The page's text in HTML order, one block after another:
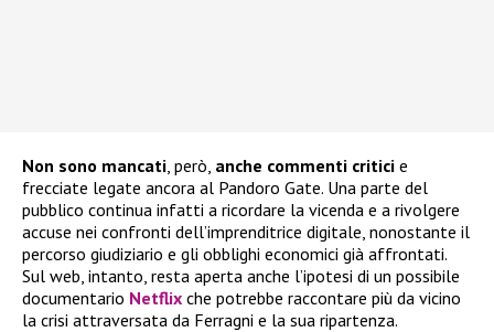
Non sono mancati , però, anche commenti critici e
frecciate legate ancora al Pandoro Gate. Una parte del
pubblico continua infatti a ricordare la vicenda e a rivolgere
accuse nei confronti dell’imprenditrice digitale, nonostante il
percorso giudiziario e gli obblighi economici già affrontati.
Sul web, intanto, resta aperta anche l’ipotesi di un possibile
documentario Netflix che potrebbe raccontare più da vicino
la crisi attraversata da Ferragni e la sua ripartenza.